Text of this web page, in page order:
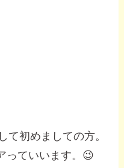
て初めましての方。
っていいます。😉